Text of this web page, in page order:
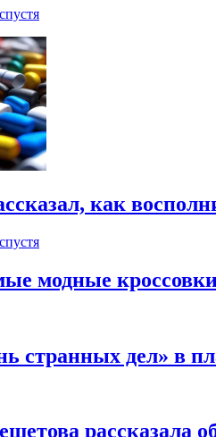
как
модные
странных дел» в
рассказала